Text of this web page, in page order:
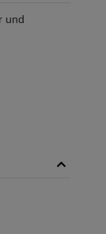
und